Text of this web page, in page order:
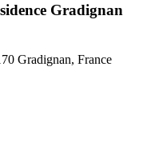
Gradignan
Gradignan, France